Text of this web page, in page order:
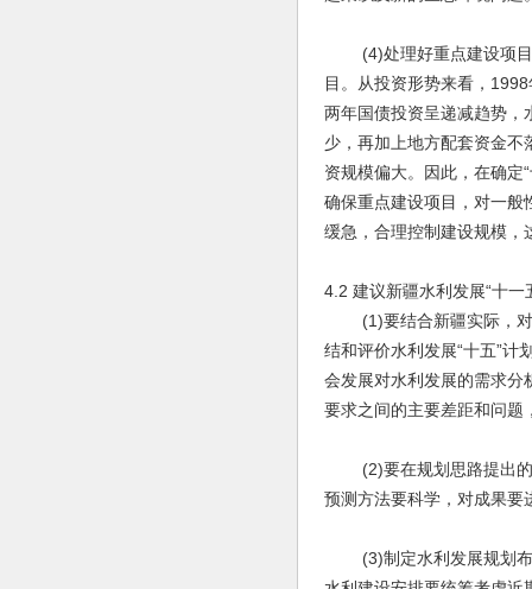
(4)处理好重点建设项目
目。从投资形势来看，
两年国债投资呈递减趋势，
少，再加上地方配套资金
资规模偏大。因此，在确定
确保重点建设项目，对一般
缓急，合理控制建设规模，
4.2 建议新疆水利发展“十
(1)要结合新疆实际，对
结和评价水利发展“十五”计
会发展对水利发展的需求分
要求之间的主要差距和问题
(2)要在规划思路提出的
预测方法要科学，对成果要
(3)制定水利发展规划布